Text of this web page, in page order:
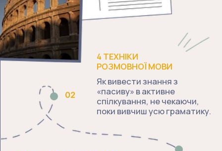
Розбір фатальних помилок,
які змушували тебе
здаватися раніше. Ти
побачиш, чому «відсутність
хисту» — це міф, вигаданий
тими, хто вчив тебе за
застарілими підручниками
та методами.